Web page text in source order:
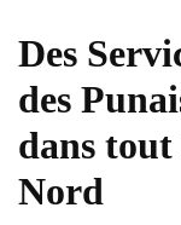
Des
des
dans
Nord